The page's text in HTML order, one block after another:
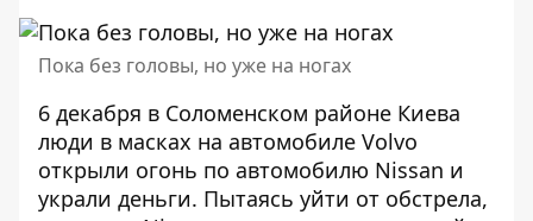
Пока без головы, но уже на ногах
6 декабря в Соломенском районе Киева
люди в масках на автомобиле Volvo
открыли огонь по автомобилю Nissan и
украли деньги. Пытаясь уйти от обстрела,